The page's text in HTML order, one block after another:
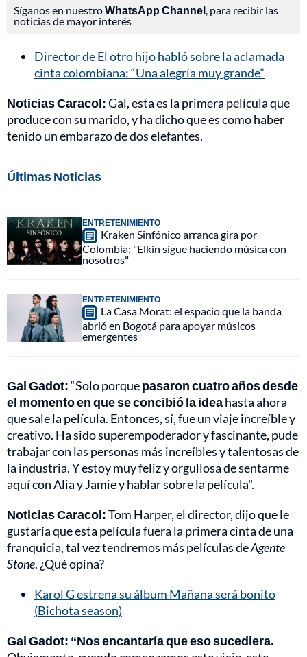
Síganos en nuestroWhatsApp Channel , para recibir las
noticias de mayor interés
Director de El otro hijo habló sobre la aclamada
cinta colombiana: “Una alegría muy grande”
Noticias Caracol:Gal, esta es la primera película que
produce con su marido, y ha dicho que es como haber
tenido un embarazo de dos elefantes.
Últimas Noticias
ENTRETENIMIENTO
Kraken Sinfónico arranca gira por
Colombia: "Elkin sigue haciendo música con
nosotros"
ENTRETENIMIENTO
La Casa Morat: el espacio que la banda
abrió en Bogotá para apoyar músicos
emergentes
Gal Gadot:“Solo porquepasaron cuatro años desde
el momento en que se concibió la ideahasta ahora
que sale la película. Entonces, sí, fue un viaje increíble y
creativo. Ha sido superempoderador y fascinante, pude
trabajar con las personas más increíbles y talentosas de
la industria. Y estoy muy feliz y orgullosa de sentarme
aquí con Alia y Jamie y hablar sobre la película".
Noticias Caracol:Tom Harper, el director, dijo que le
gustaría que esta película fuera la primera cinta de una
franquicia, tal vez tendremos más películas deAgente
Stone. ¿Qué opina?
Karol G estrena su álbum Mañana será bonito
(Bichota season)
Gal Gadot: “Nos encantaría que eso sucediera.